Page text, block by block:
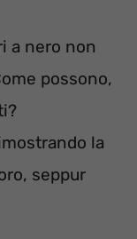
a nero non
possono,
la
seppur